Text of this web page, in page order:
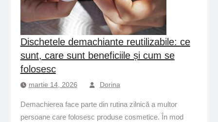
Dischetele demachiante reutilizabile: ce
sunt, care sunt beneficiile și cum se
folosesc
martie 14, 2026 Dorina
Demachierea face parte din rutina zilnică a multor
persoane care folosesc produse cosmetice. În mod